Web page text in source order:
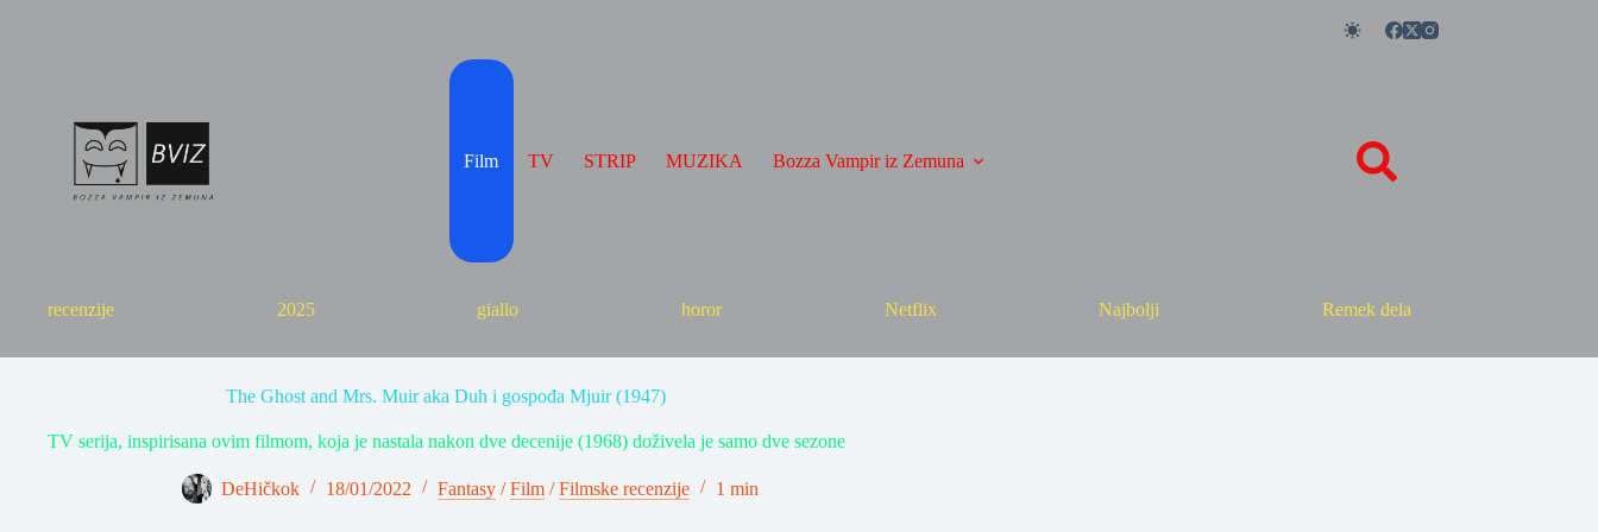
Film TV STRIP MUZIKA Bozza Vampir iz Zemuna
recenzije 2025 giallo horor Netflix Najbolji Remek dela
The Ghost and Mrs. Muir aka Duh i gospođa Mjuir (1947)
TV serija, inspirisana ovim filmom, koja je nastala nakon dve decenije (1968) doživela je samo dve sezone
DeHičkok 18/01/2022 Fantasy/Film/Filmske recenzije 1 min